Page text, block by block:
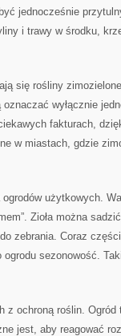
jednocześnie
i trawy w środku,
się rośliny
wyłącznie
fakturach,
w miastach, gdzie
użytkowych.
Zioła można
zebrania. Coraz
sezonowość.
z ochroną roślin.
jest, aby reagować